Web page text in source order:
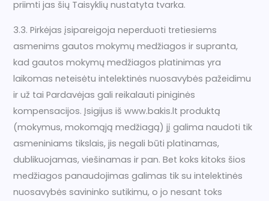
priimti jas šių Taisyklių nustatyta tvarka.
3.3. Pirkėjas įsipareigoja neperduoti tretiesiems
asmenims gautos mokymų medžiagos ir supranta,
kad gautos mokymų medžiagos platinimas yra
laikomas neteisėtu intelektinės nuosavybės pažeidimu
ir už tai Pardavėjas gali reikalauti piniginės
kompensacijos. Įsigijus iš www.bakis.lt produktą
(mokymus, mokomąją medžiagą) jį galima naudoti tik
asmeniniams tikslais, jis negali būti platinamas,
dublikuojamas, viešinamas ir pan. Bet koks kitoks šios
medžiagos panaudojimas galimas tik su intelektinės
nuosavybės savininko sutikimu, o jo nesant toks